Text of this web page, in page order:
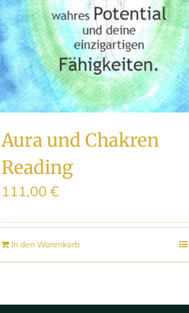
Aura und Chakren
Reading
111,00 €
In den Warenkorb